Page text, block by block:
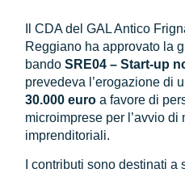
Il CDA del GAL Antico
Reggiano ha approvato la
bandoSRE04 – Start-up
prevedeva l’erogazione di
30.000 euroa favore di
microimprese per l’avvio di
imprenditoriali.
I contributi sono destinati